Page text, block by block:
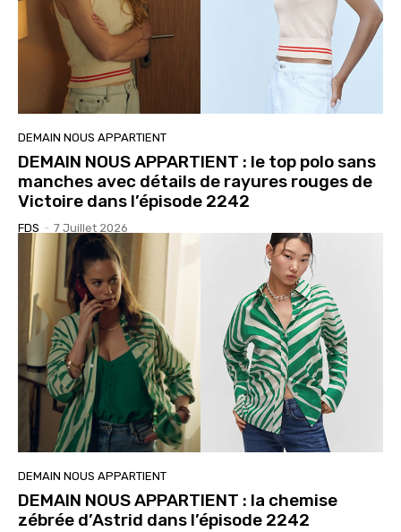
DEMAIN NOUS APPARTIENT
DEMAIN NOUS APPARTIENT : le top polo sans
manches avec détails de rayures rouges de
Victoire dans l’épisode 2242
FDS - 7 Juillet 2026
DEMAIN NOUS APPARTIENT
DEMAIN NOUS APPARTIENT : la chemise
zébrée d’Astrid dans l’épisode 2242